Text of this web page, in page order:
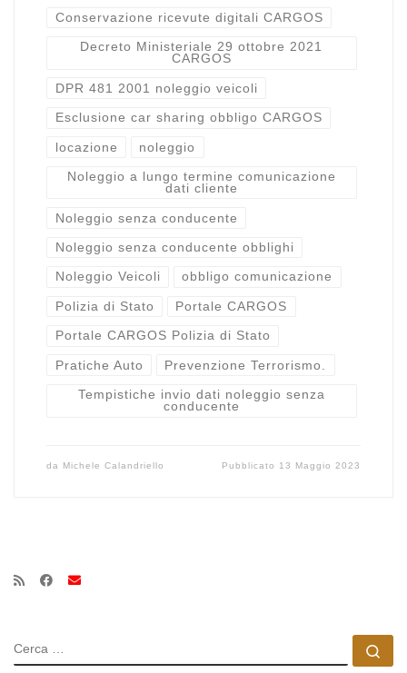
Conservazione ricevute digitali CARGOS
Decreto Ministeriale 29 ottobre 2021
CARGOS
DPR 481 2001 noleggio veicoli
Esclusione car sharing obbligo CARGOS
locazione noleggio
Noleggio a lungo termine comunicazione
dati cliente
Noleggio senza conducente
Noleggio senza conducente obblighi
Noleggio Veicoli obbligo comunicazione
Polizia di Stato Portale CARGOS
Portale CARGOS Polizia di Stato
Pratiche Auto Prevenzione Terrorismo.
Tempistiche invio dati noleggio senza
conducente
da Michele Calandriello Pubblicato 13 Maggio 2023
CERCA